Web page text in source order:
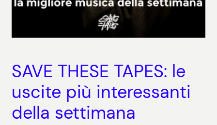
SAVE THESE TAPES: le
uscite più interessanti
della settimana